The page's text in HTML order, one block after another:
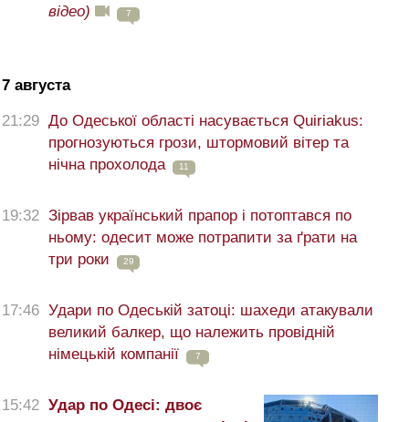
відео)
7
7 августа
21:29 До Одеської області насувається Quiriakus:
прогнозуються грози, штормовий вітер та
нічна прохолода
11
19:32 Зірвав український прапор і потоптався по
ньому: одесит може потрапити за ґрати на
три роки
29
17:46 Удари по Одеській затоці: шахеди атакували
великий балкер, що належить провідній
німецькій компанії
7
15:42 Удар по Одесі: двоє